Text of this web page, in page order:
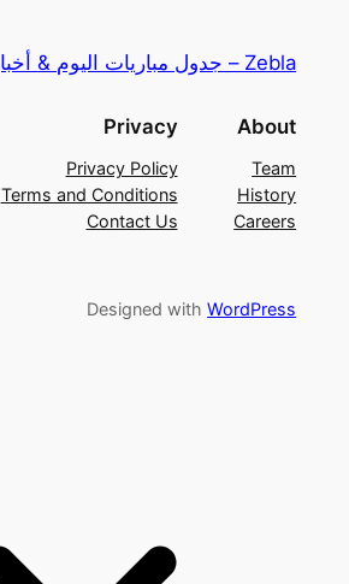
Zebla – جدول مباريات اليوم & أخبار الرياضة
About
Team
History
Careers
Privacy
Privacy Policy
Terms and Conditions
Contact Us
Designed withWordPress